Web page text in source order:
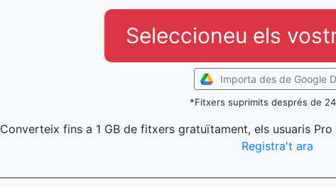
Seleccioneu els
Importa des de Google
*Fitxers suprimits després de
Converteix fins a 1 GB de fitxers gratuïtament, els usuaris
Registra't ara